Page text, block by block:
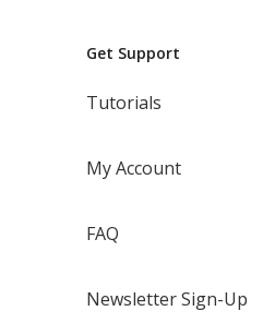
Get Support
Tutorials
My Account
FAQ
Newsletter Sign-Up